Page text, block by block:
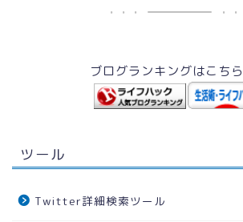
ブログランキングはこち
ツール
Twitter詳細検索ツール